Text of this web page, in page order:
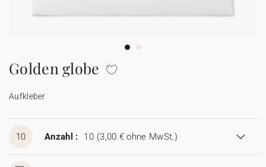
100% personalisierbare Karten
Adressaufkleber für Umschläge
Aufkleber
Golden globe
Aufkleber
10 Anzahl : 10 (3,00 € ohne MwSt.)